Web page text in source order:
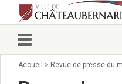
Vie municipale
Accueil > Revue de presse du